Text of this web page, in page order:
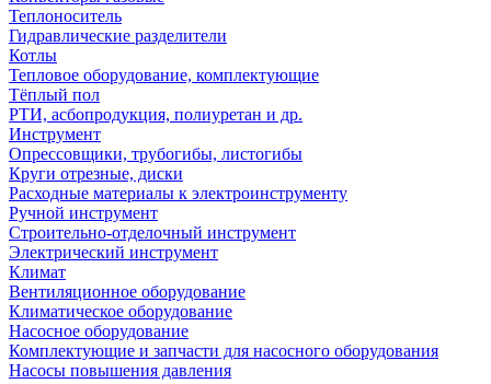
Теплоноситель
Гидравлические разделители
Котлы
Тепловое оборудование, комплектующие
Тёплый пол
РТИ, асбопродукция, полиуретан и др.
Инструмент
Опрессовщики, трубогибы, листогибы
Круги отрезные, диски
Расходные материалы к электроинструменту
Ручной инструмент
Строительно-отделочный инструмент
Электрический инструмент
Климат
Вентиляционное оборудование
Климатическое оборудование
Насосное оборудование
Комплектующие и запчасти для насосного оборудования
Насосы повышения давления